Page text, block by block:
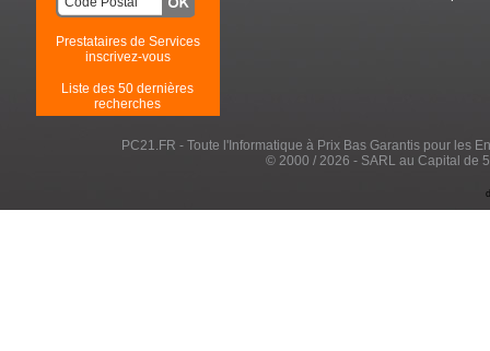
Prestataires de Services
inscrivez-vous
Liste des 50 dernières
recherches
PC21.FR - Toute l'Informatique à Prix Bas Garantis pour les
© 2000 / 2026 - SARL au Capital de